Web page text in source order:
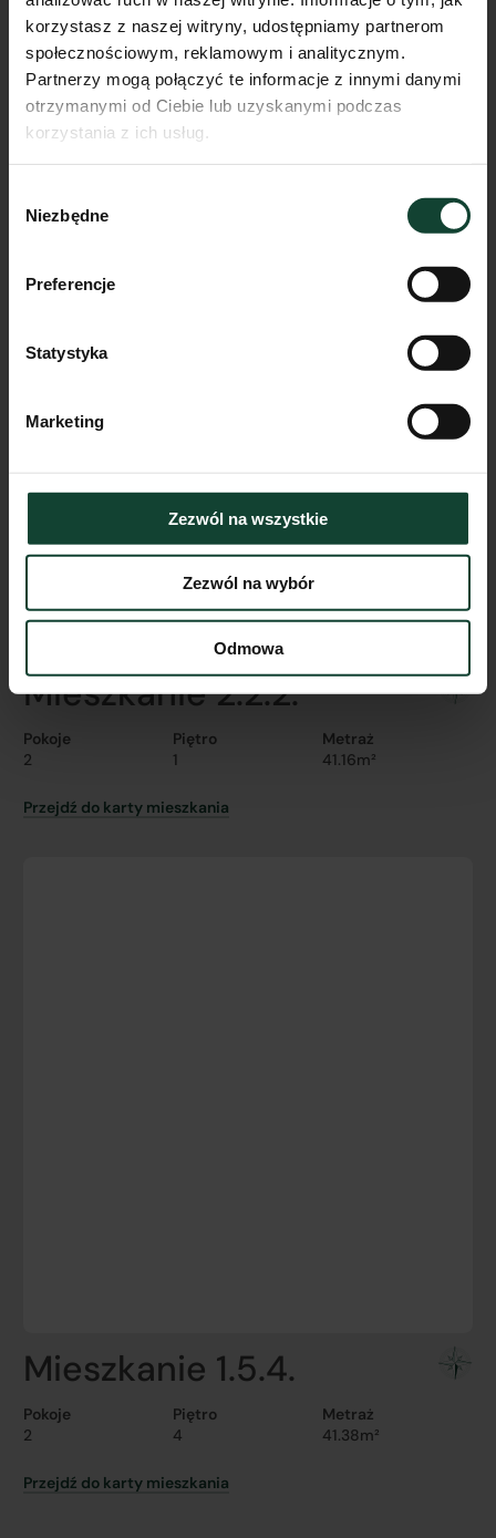
korzystasz z naszej witryny, udostępniamy partnerom
społecznościowym, reklamowym i analitycznym.
Partnerzy mogą połączyć te informacje z innymi danymi
otrzymanymi od Ciebie lub uzyskanymi podczas
korzystania z ich usług.
zgody
Niezbędne
Preferencje
Statystyka
Marketing
Zezwól na wszystkie
Zezwól na wybór
Odmowa
Mieszkanie 1.4.3.
Pokoje
2
Piętro
3
Metraż
42.57m²
Przejdź do karty mieszkania
Mieszkanie 2.2.2.
Pokoje
2
Piętro
1
Metraż
41.16m²
Przejdź do karty mieszkania
Mieszkanie 1.5.4.
Pokoje
2
Piętro
4
Metraż
41.38m²
Przejdź do karty mieszkania